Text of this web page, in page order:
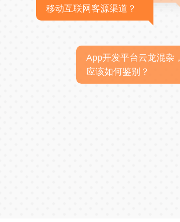
移动互联网客源渠道？
App开发平台云龙混杂，
应该如何鉴别？